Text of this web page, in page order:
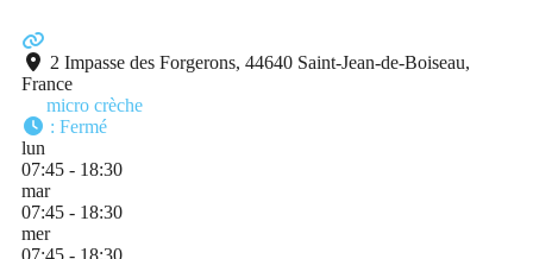
2 Impasse des Forgerons, 44640 Saint-Jean-de-Boiseau,
France
micro crèche
: Fermé
lun
07:45 - 18:30
mar
07:45 - 18:30
mer